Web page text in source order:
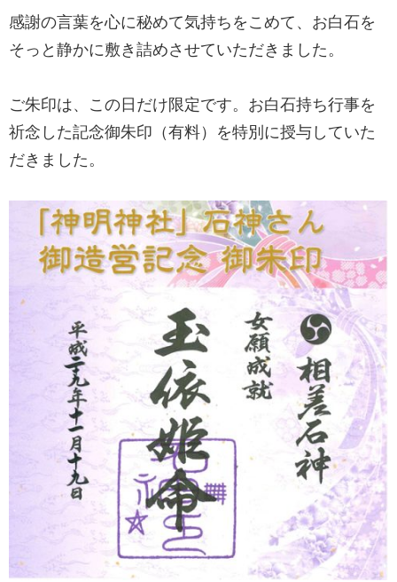
感謝の言葉を心に秘めて気持ちをこめて、お白石を
そっと静かに敷き詰めさせていただきました。
ご朱印は、この日だけ限定です。お白石持ち行事を
祈念した記念御朱印（有料）を特別に授与していた
だきました。